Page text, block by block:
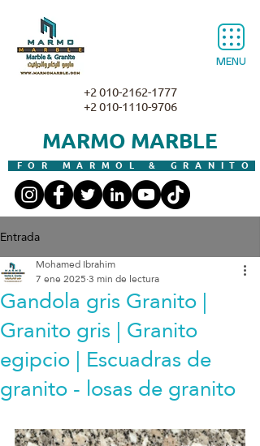
MENU
MARMO MARBLE
FOR MARMOL & GRANITO
+2 010-2162-1777
+2 010-1110-9706
Entrada
Gandola gris Granito |
Granito gris | Granito
egipcio | Escuadras de
granito - losas de granito
Mohamed Ibrahim
7 ene 20253 min de lectura